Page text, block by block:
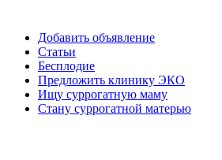
Добавить объявление
Статьи
Бесплодие
Предложить клинику ЭКО
Ищу суррогатную маму
Стану суррогатной матерью